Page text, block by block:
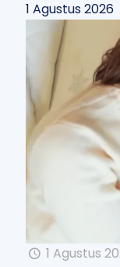
1 Agustus 2026
1 Agustus